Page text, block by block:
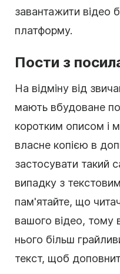
завантажити відео
платформу.
Пости з
На відміну від
мають вбудоване
коротким описом і
власне копією в
застосувати такий
випадку з
пам'ятайте, що
вашого відео,
нього більш
текст, щоб